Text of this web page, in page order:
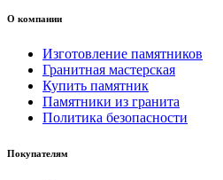
О компании
Изготовление памятников
Гранитная мастерская
Купить памятник
Памятники из гранита
Политика безопасности
Покупателям